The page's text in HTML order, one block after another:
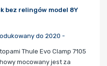
bez relingów model 8Y
do 2020 -
Thule Evo Clamp 7105
mocowany jest za